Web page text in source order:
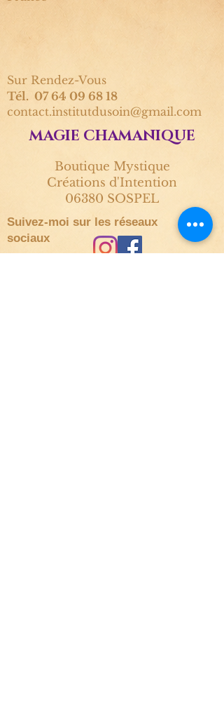
Sur Rendez-Vous
Tél. 07 64 09 68 18
contact.institutdusoin@gmail.com
MAGIE CHAMANIQUE
Boutique Mystique
Créations d'Intention
06380 SOSPEL
Suivez-moi sur les réseaux
sociaux